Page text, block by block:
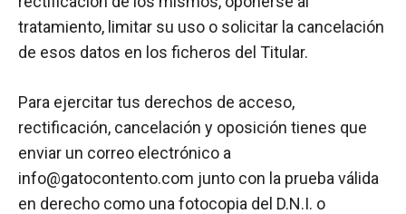
tratamiento, limitar su uso o solicitar la cancelación
de esos datos en los ficheros del Titular.
Para ejercitar tus derechos de acceso,
rectificación, cancelación y oposición tienes que
enviar un correo electrónico a
info@gatocontento.com junto con la prueba válida
en derecho como una fotocopia del D.N.I. o